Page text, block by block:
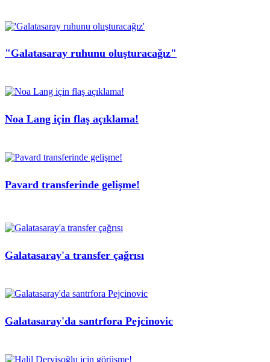
"Galatasaray ruhunu oluşturacağız"
Noa Lang için flaş açıklama!
Pavard transferinde gelişme!
Galatasaray'a transfer çağrısı
Galatasaray'da santrfora Pejcinovic